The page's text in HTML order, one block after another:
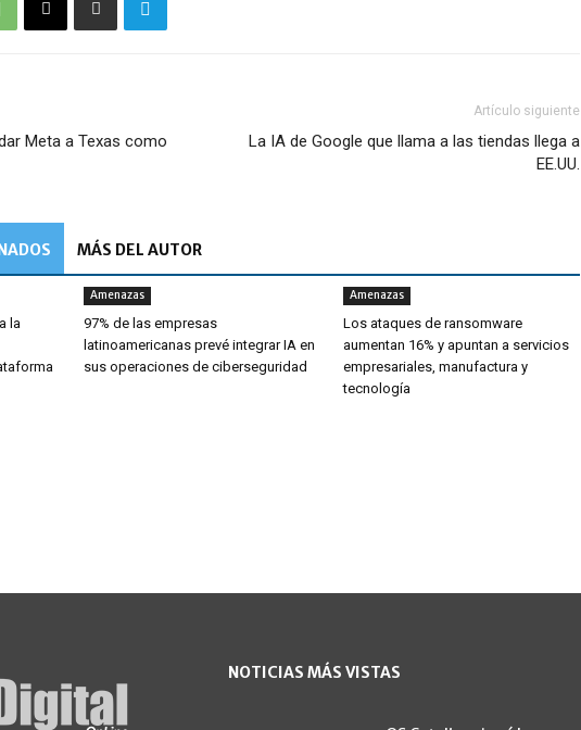
Meta a Texas como
Artículo siguiente
La IA de Google que llama a las tiendas llega a
EE.UU.
MÁS DEL AUTOR
la
Amenazas
97% de las empresas
latinoamericanas prevé integrar IA en
sus operaciones de ciberseguridad
Amenazas
Los ataques de ransomware
aumentan 16% y apuntan a servicios
empresariales, manufactura y
tecnología
NOTICIAS MÁS VISTAS